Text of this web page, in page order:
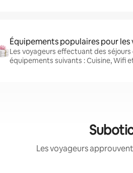
Équipements populaires pour les
Les voyageurs effectuant des
équipements suivants : Cuisine, Wifi
Les voyageurs